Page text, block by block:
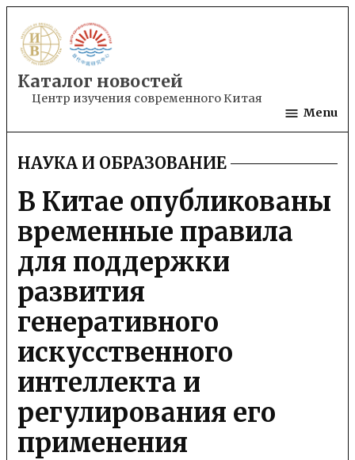
to
content
Каталог новостей
Центр изучения современного Китая
Menu
POSTED
IN
НАУКА И ОБРАЗОВАНИЕ
В Китае опубликованы
временные правила
для поддержки
развития
генеративного
искусственного
интеллекта и
регулирования его
применения